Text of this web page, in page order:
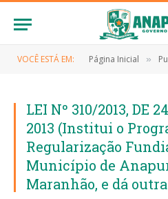
VOCÊ ESTÁ EM: Página Inicial »
LEI Nº 310/2013, DE
2013 (Institui o
Regularização
Município de
Maranhão, e dá